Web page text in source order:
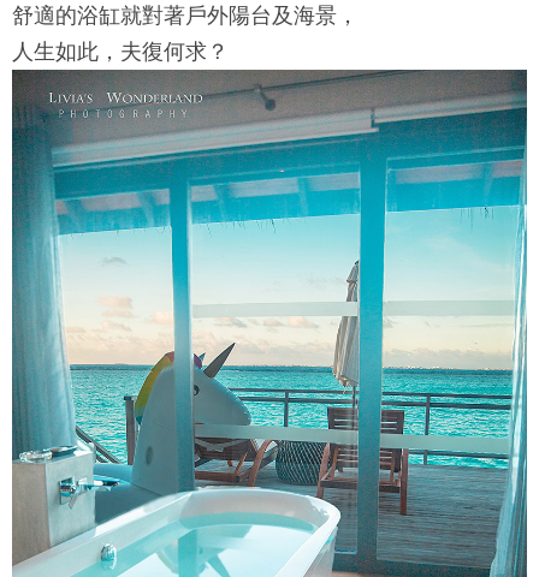
舒適的浴缸就對著戶外陽台及海景，
人生如此，夫復何求？